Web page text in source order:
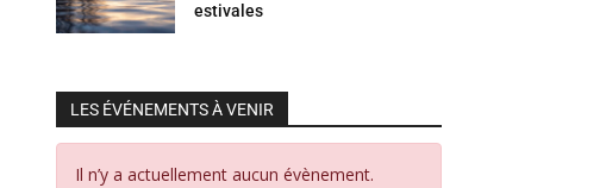
estivales
LES ÉVÉNEMENTS À VENIR
Il n’y a actuellement aucun évènement.